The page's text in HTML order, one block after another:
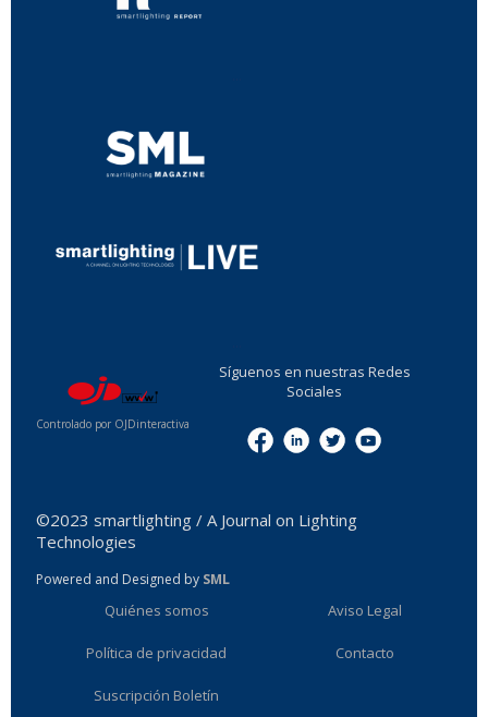
Controlado por OJDinteractiva
Síguenos en nuestras Redes
Sociales
©2023 smartlighting / A Journal on Lighting
Technologies
Powered and Designed by SML
Quiénes somos Aviso Legal
Política de privacidad Contacto
Suscripción Boletín